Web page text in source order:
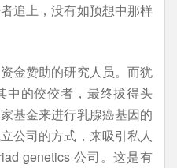
追上，没有如预想中那样
金赞助的研究人员。而犹
中的佼佼者，最终拔得头
基金来进行乳腺癌基因的
公司的方式，来吸引私人
genetics 公司。这是有